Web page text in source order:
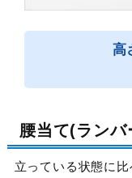
高
腰当て(ラン
立っている状態に